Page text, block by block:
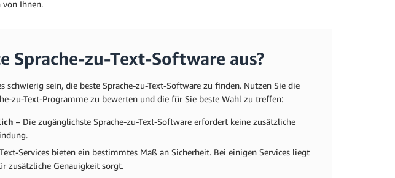
von Ihnen.
Sprache-zu-Text-Software aus?
schwierig sein, die beste Sprache-zu-Text-Software zu finden. Nutzen Sie die
zu-Text-Programme zu bewerten und die für Sie beste Wahl zu treffen:
– Die zugänglichste Sprache-zu-Text-Software erfordert keine zusätzliche
Services bieten ein bestimmtes Maß an Sicherheit. Bei einigen Services liegt
zusätzliche Genauigkeit sorgt.